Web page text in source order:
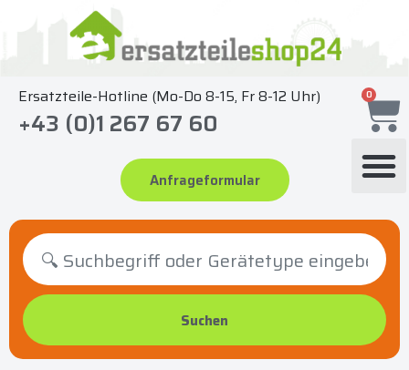
springen
Ersatzteile-Hotline (Mo-Do 8-15, Fr 8-12 Uhr)
+43 (0)1 267 67 60
Anfrageformular
0